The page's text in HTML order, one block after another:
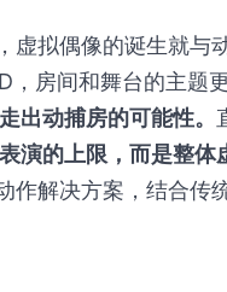
虚拟偶像的诞生就与
房间和舞台的主题
出动捕房的可能性。
演的上限，而是整体
作解决方案，结合传